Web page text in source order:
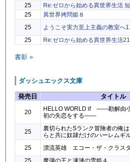
25
Re:ゼロから始める異世界生活
25
異世界拷問姫８
25
ようこそ実力至上主義の教室へ
25
Re:ゼロから始める異世界生活21
書影 »
ダッシュエックス文庫
発売日 タイトル
20
HELLO WORLD if ――勘解由
初の失恋をする――
25
裏切られたSランク冒険者の俺
らと共に奴隷だけのハーレムギ
25 漂流英雄 エコー・ザ・クラスタ
25
魔弾の王と凍漣の雪姫４